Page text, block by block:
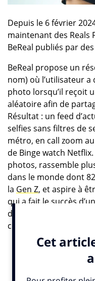
Depuis le 6 février
maintenant des Reals
BeReal publiés par
BeReal propose un
nom) où l’utilisateur
photo lorsqu’il reçoit
aléatoire afin de
Résultat : un feed
selfies sans filtres de
métro, en call zoom
de Binge watch
photos, rassemble
dans le monde dont
la Gen Z, et aspire à
qui a fait le succès
désormais au monde
ce pas ?
BeReal est-il en
En offrant des
annonceurs, BeReal